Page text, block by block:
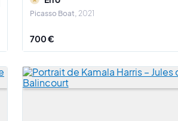
Picasso Boat 2021
700 €